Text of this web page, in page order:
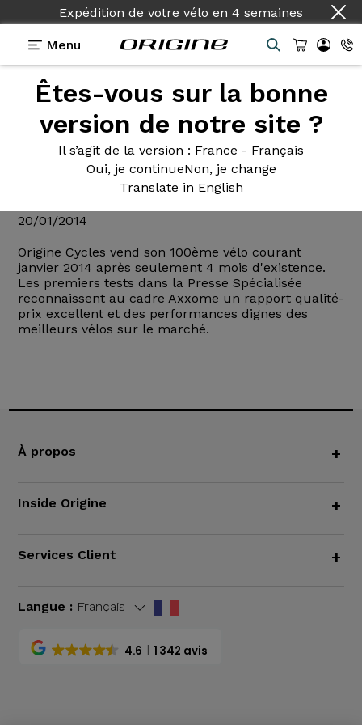
Expédition de votre vélo en 4 semaines
Menu
Êtes-vous sur la bonne
version de notre site ?
Il s’agit de la version : France - Français
Oui, je continueNon, je change
Translate in English
Actualités Origine>100 vélos vendus à mi-janvier
100 vélosvendus à mi-janvier
20/01/2014
Origine Cycles vend son 100ème vélo courant
janvier 2014 après seulement 4 mois d'existence.
Les premiers tests dans la Presse Spécialisée
reconnaissent au cadre Axxome un rapport qualité-
prix excellent et des performances dignes des
meilleurs vélos sur le marché.
À propos +
Inside Origine +
Services Client +
Langue : Français
4.6 1 342 avis